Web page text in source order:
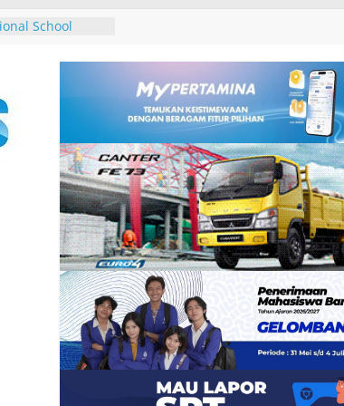
PWA, Pegiat
School
Erat
Mampu
Local 2026
Indonesia,
Merayakan
Program
Keaktifan
Lewat